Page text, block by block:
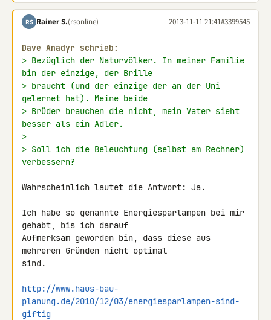
RS Rainer S.(rsonline) 2013-11-11 21:41#3399545
Dave Anadyr schrieb:
> Bezüglich der Naturvölker. In meiner Familie
bin der einzige, der Brille
> braucht (und der einzige der an der Uni
gelernet hat). Meine beide
> Brüder brauchen die nicht, mein Vater sieht
besser als ein Adler.
>
> Soll ich die Beleuchtung (selbst am Rechner)
verbessern?
Wahrscheinlich lautet die Antwort: Ja.
Ich habe so genannte Energiesparlampen bei mir
gehabt, bis ich darauf
Aufmerksam geworden bin, dass diese aus
mehreren Gründen nicht optimal
sind.
http://www.haus-bau-
planung.de/2010/12/03/energiesparlampen-sind-
giftig